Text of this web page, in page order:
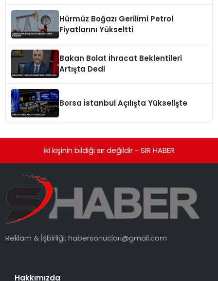
Hürmüz Boğazı Gerilimi Petrol
Fiyatlarını Yükseltti
Bakan Bolat İhracat Beklentileri
Artışta Dedi
Borsa İstanbul Açılışta Yükselişte
iki kişinin bildiği sır değildir - SIR HABER
Reklam & İşbirliği:habersonuclari@gmail.com
Hakkımızda